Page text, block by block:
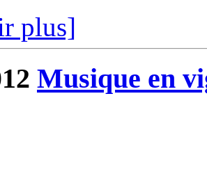
plus]
Musique en